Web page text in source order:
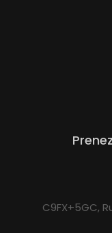
C9FX+5GC,